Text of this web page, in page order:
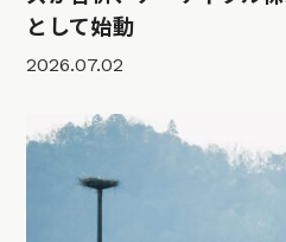
として始動
2026.07.02